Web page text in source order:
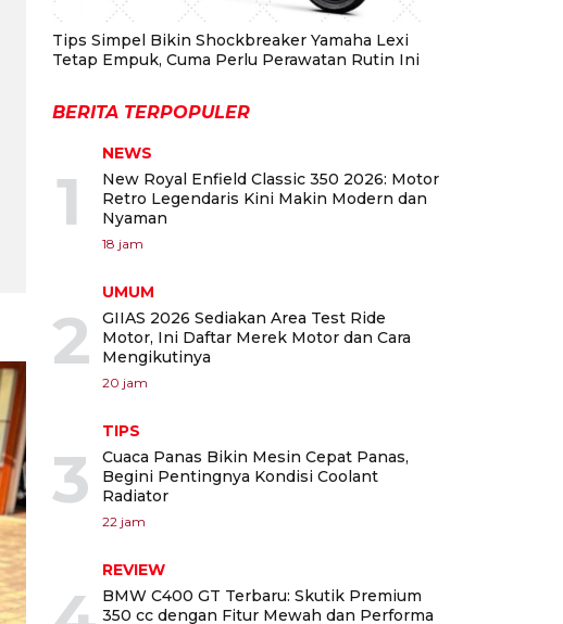
Tips Simpel Bikin Shockbreaker Yamaha Lexi
Tetap Empuk, Cuma Perlu Perawatan Rutin Ini
BERITA TERPOPULER
1
NEWS
New Royal Enfield Classic 350 2026: Motor
Retro Legendaris Kini Makin Modern dan
Nyaman
18 jam
2
UMUM
GIIAS 2026 Sediakan Area Test Ride
Motor, Ini Daftar Merek Motor dan Cara
Mengikutinya
20 jam
3
TIPS
Cuaca Panas Bikin Mesin Cepat Panas,
Begini Pentingnya Kondisi Coolant
Radiator
22 jam
REVIEW
BMW C400 GT Terbaru: Skutik Premium
350 cc dengan Fitur Mewah dan Performa